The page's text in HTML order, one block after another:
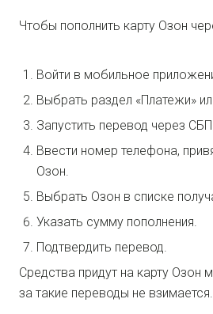
Чтобы пополнить карту Озон
Войти в мобильное
Выбрать раздел «Платежи»
Запустить перевод через
Ввести номер телефона,
Озон.
Выбрать Озон в списке
Указать сумму пополнения.
Подтвердить перевод.
Средства придут на карту Озон
за такие переводы не взимается.